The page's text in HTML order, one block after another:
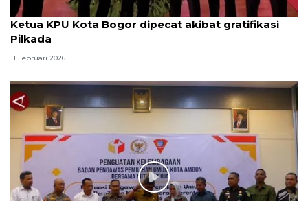
Ketua KPU Kota Bogor dipecat akibat gratifikasi
Pilkada
11 Februari 2026